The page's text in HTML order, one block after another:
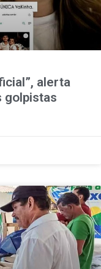
alerta
golpistas